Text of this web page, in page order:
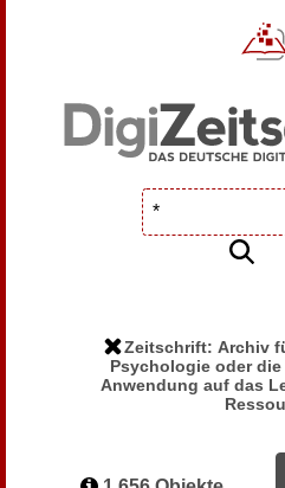
Zeitschrift: Archiv
Psychologie oder
Anwendung auf das